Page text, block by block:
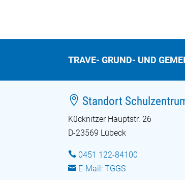
TRAVE- GRUND- UND
 Standort
Kücknitzer Hauptstr. 26
D-23569 Lübeck
 0451 122-84100
 E-Mail: TGGS